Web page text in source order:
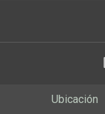
Ubicación